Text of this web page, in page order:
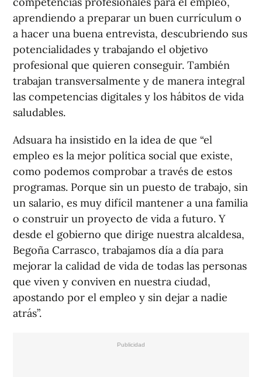
aprendiendo a preparar un buen currículum o
a hacer una buena entrevista, descubriendo sus
potencialidades y trabajando el objetivo
profesional que quieren conseguir. También
trabajan transversalmente y de manera integral
las competencias digitales y los hábitos de vida
saludables.
Adsuara ha insistido en la idea de que “el
empleo es la mejor política social que existe,
como podemos comprobar a través de estos
programas. Porque sin un puesto de trabajo, sin
un salario, es muy difícil mantener a una familia
o construir un proyecto de vida a futuro. Y
desde el gobierno que dirige nuestra alcaldesa,
Begoña Carrasco, trabajamos día a día para
mejorar la calidad de vida de todas las personas
que viven y conviven en nuestra ciudad,
apostando por el empleo y sin dejar a nadie
atrás”.